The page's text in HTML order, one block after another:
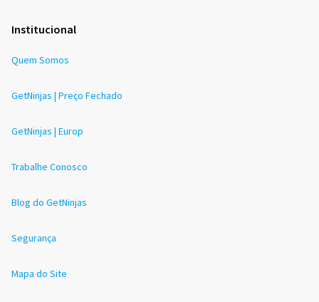
Institucional
Quem Somos
GetNinjas | Preço Fechado
GetNinjas | Europ
Trabalhe Conosco
Blog do GetNinjas
Segurança
Mapa do Site